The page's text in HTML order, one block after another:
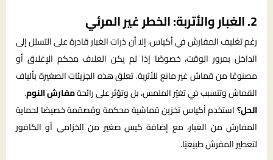
2. الغبار والأتربة: الخطر غير المرئي
رغم تغليف المفارش في أكياس، إلا أن ذرات الغبار قادرة على التسلل إلى
الداخل بمرور الوقت، خصوصًا إذا لم يكن الغلاف محكم الإغلاق أو
مصنوعًا من قماش غير مانع للأتربة. تعلق هذه الجزيئات الصغيرة بألياف
القماش وتتسبب في تغيّر الملمس، بل وتؤثر على رائحةمفارش النوم.
الحل؟استخدم أكياس تخزين قماشية محكمة ومُصمّمة خصيصًا لحماية
المفارش من الغبار، مع إضافة كيس صغير من الخزامى أو الكافور
لتعطير المفرش طبيعيًا.